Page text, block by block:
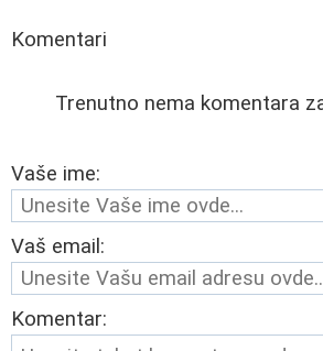
Komentari
Trenutno nema komentara
Vaše ime:
Vaš email:
Komentar: